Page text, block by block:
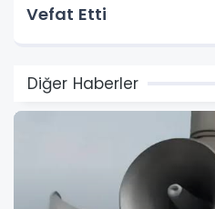
Vefat Etti
Diğer Haberler